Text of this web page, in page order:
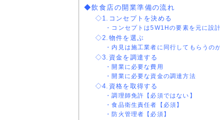
◆飲食店の開業準備の流れ
◇1.コンセプトを決める
・コンセプトは5W1Hの要素を元に設
◇2.物件を選ぶ
・内見は施工業者に同行してもらうの
◇3.資金を調達する
・開業に必要な費用
・開業に必要な資金の調達方法
◇4.資格を取得する
・調理師免許【必須ではない】
・食品衛生責任者【必須】
・防火管理者【必須】